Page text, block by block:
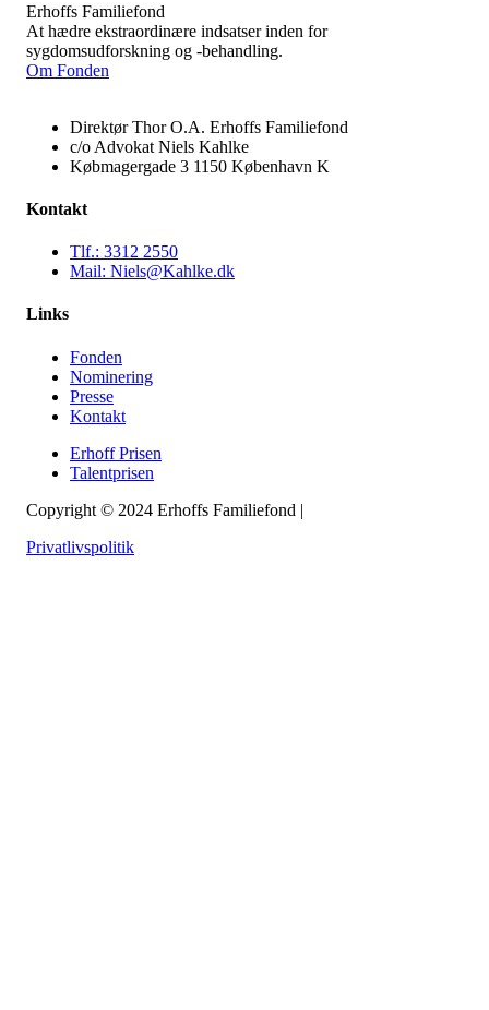
Erhoffs Familiefond
At hædre ekstraordinære indsatser inden for
sygdomsudforskning og -behandling.
Om Fonden
Direktør Thor O.A. Erhoffs Familiefond
c/o Advokat Niels Kahlke
Købmagergade 3 1150 København K
Kontakt
Tlf.: 3312 2550
Mail: Niels@Kahlke.dk
Links
Fonden
Nominering
Presse
Kontakt
Erhoff Prisen
Talentprisen
Copyright © 2024 Erhoffs Familiefond |
Privatlivspolitik